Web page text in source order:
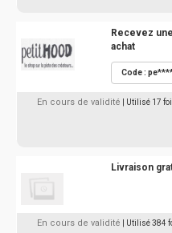
Recevez
achat
Code :
En cours de validité | Utilisé 17
Livraison
En cours de validité | Utilisé 384